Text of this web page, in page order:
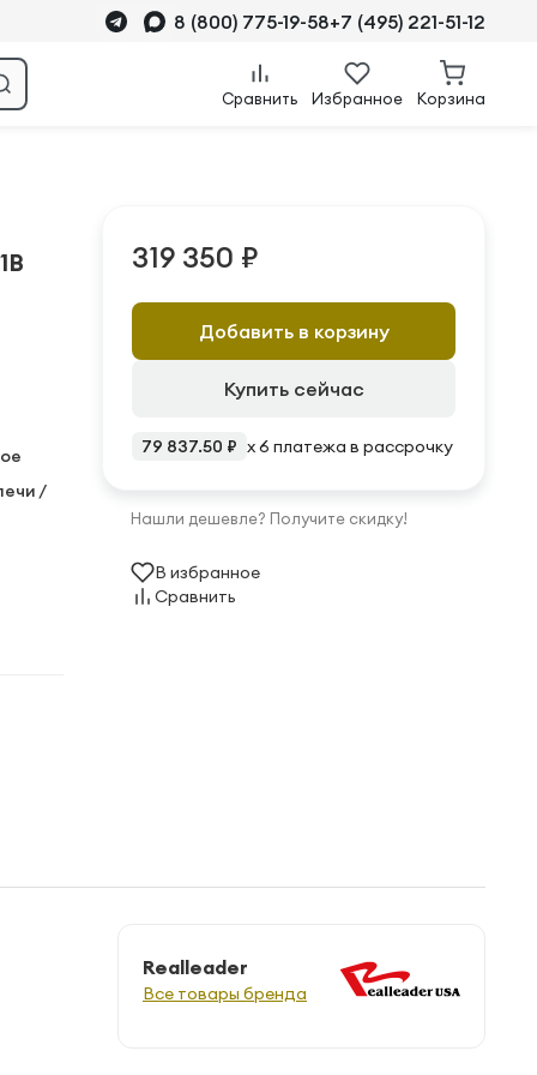
8 (800) 775-19-58+7 (495) 221-51-12
Сравнить Избранное Корзина
/
319 350 ₽
Добавить в корзину
Купить сейчас
79 837.50 ₽ x 6 платежа в рассрочку
Нашли дешевле? Получите скидку!
В избранное
Сравнить
Realleader
Все товары бренда